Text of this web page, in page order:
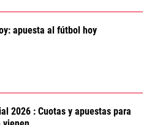
apuesta al fútbol hoy
2026 : Cuotas y apuestas para